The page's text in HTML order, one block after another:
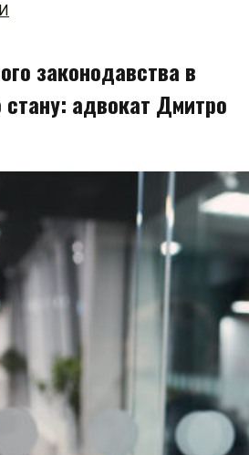
законодавства в
стану: адвокат Дмитро